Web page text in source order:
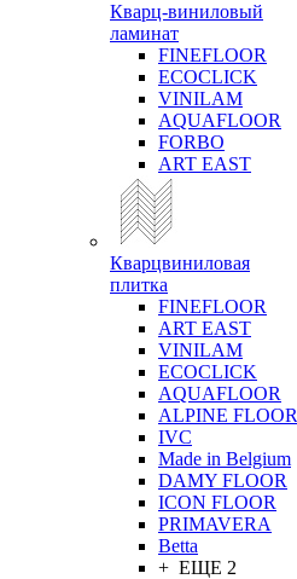
Кварц-виниловый
ламинат
FINEFLOOR
ECOCLICK
VINILAM
AQUAFLOOR
FORBO
ART EAST
Кварцвиниловая
плитка
FINEFLOOR
ART EAST
VINILAM
ECOCLICK
AQUAFLOOR
ALPINE FLOOR
IVC
Made in Belgium
DAMY FLOOR
ICON FLOOR
PRIMAVERA
Betta
+ ЕЩЕ 2